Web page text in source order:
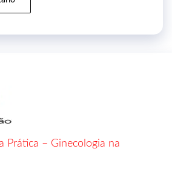
Prática – Ginecologia na